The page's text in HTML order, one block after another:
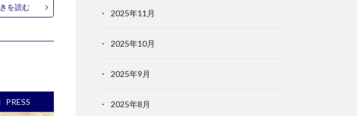
を読む
PRESS
2025年11月
2025年10月
2025年9月
2025年8月